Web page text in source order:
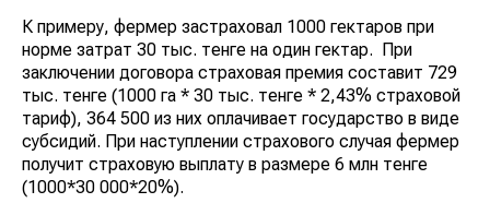
К примеру, фермер застраховал 1000 гектаров при
норме затрат 30 тыс. тенге на один гектар. При
заключении договора страховая премия составит 729
тыс. тенге (1000 га * 30 тыс. тенге * 2,43% страховой
тариф), 364 500 из них оплачивает государство в виде
субсидий. При наступлении страхового случая фермер
получит страховую выплату в размере 6 млн тенге
(1000*30 000*20%).